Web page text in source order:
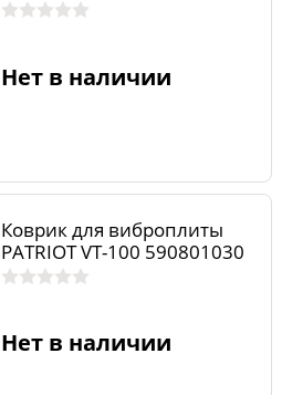
Нет в наличии
Коврик для виброплиты
PATRIOT VT-100 590801030
Нет в наличии